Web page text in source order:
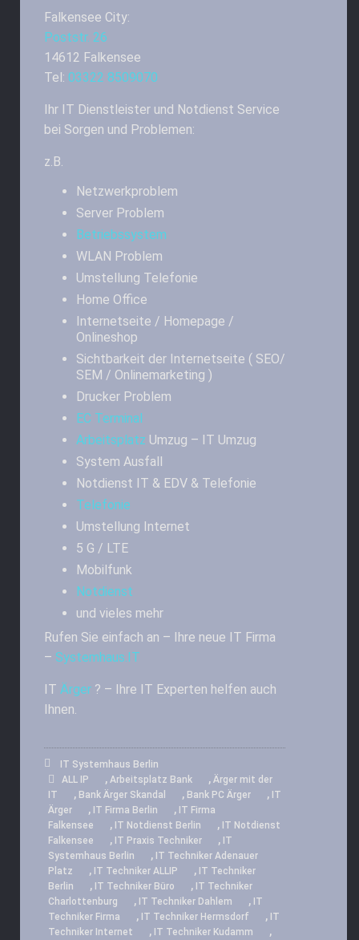
Falkensee City:
Poststr. 26
14612 Falkensee
Tel: 03322 8509070
Ihr IT Dienstleister und Notdienst Service
bei Sorgen und Problemen:
z.B.
Netzwerkproblem
Server Problem
Betriebssystem
WLAN Problem
Umstellung Telefonie
Home Office
Internetseite / Homepage /
Onlineshop
Sichtbarkeit der Internetseite ( SEO/
SEM / Onlinemarketing )
Drucker Problem
EC Terminal
Arbeitsplatz Umzug – IT Umzug
System Ausfall
Notdienst IT & EDV & Telefonie
Telefonie
Umstellung Internet
5 G / LTE
Mobilfunk
Notdienst
und vieles mehr
Rufen Sie einfach an – Ihre neue IT Firma
– Systemhaus.IT
IT Ärger ? – Ihre IT Experten helfen auch
Ihnen.
IT Systemhaus Berlin
ALL IP
, Arbeitsplatz Bank , Ärger mit der
IT
, Bank Ärger Skandal , Bank PC Ärger , IT
Ärger
, IT Firma Berlin , IT Firma
Falkensee
, IT Notdienst Berlin , IT Notdienst
Falkensee
, IT Praxis Techniker , IT
Systemhaus Berlin
, IT Techniker Adenauer
Platz
, IT Techniker ALLIP , IT Techniker
Berlin
, IT Techniker Büro , IT Techniker
Charlottenburg
, IT Techniker Dahlem , IT
Techniker Firma
, IT Techniker Hermsdorf , IT
Techniker Internet
, IT Techniker Kudamm ,